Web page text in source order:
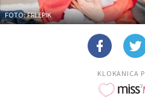
FOTO: FREEPIK
KLOKANICA